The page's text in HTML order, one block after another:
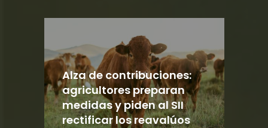
Alza de contribuciones:
agricultores preparan
medidas y piden al SII
rectificar los reavalúos